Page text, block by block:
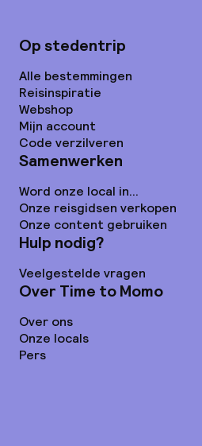
Op stedentrip
Alle bestemmingen
Reisinspiratie
Webshop
Mijn account
Code verzilveren
Samenwerken
Word onze local in...
Onze reisgidsen verkopen
Onze content gebruiken
Hulp nodig?
Veelgestelde vragen
Over Time to Momo
Over ons
Onze locals
Pers